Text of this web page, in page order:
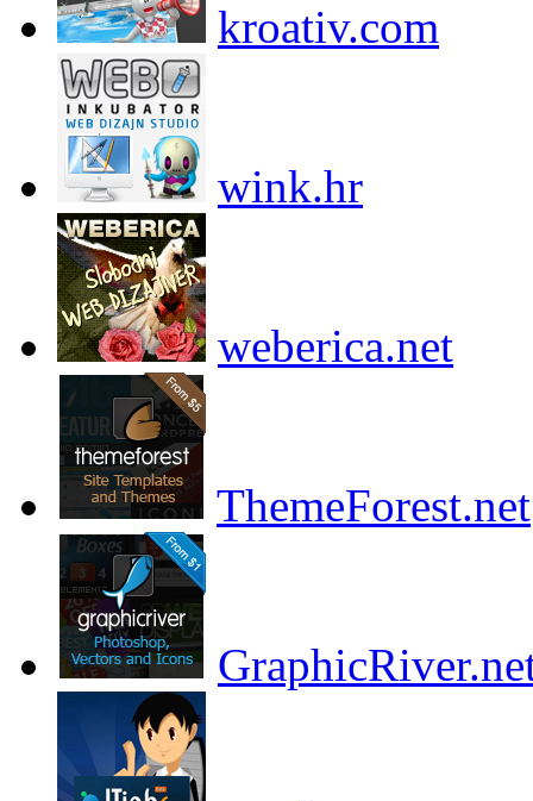
kroativ.com
wink.hr
weberica.net
ThemeForest.net